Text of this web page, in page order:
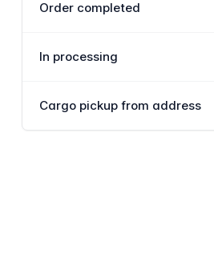
Order completed
In processing
Cargo pickup from address